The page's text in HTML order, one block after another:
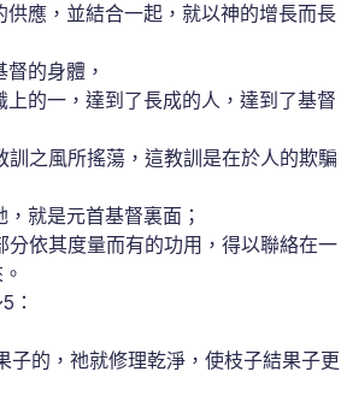
，並結合一起，就以神的增長而長
的身體，
一，達到了長成的人，達到了基督
風所搖蕩，這教訓是在於人的欺騙
是元首基督裏面；
其度量而有的功用，得以聯絡在一
：
，祂就修理乾淨，使枝子結果子更